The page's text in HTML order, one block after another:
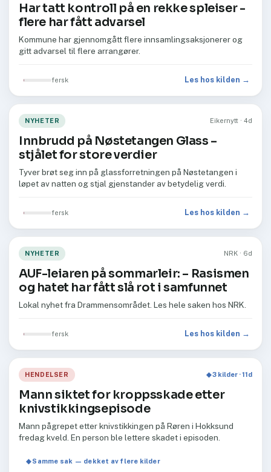
Har tatt kontroll på en rekke spleiser -
flere har fått advarsel
Kommune har gjennomgått flere innsamlingsaksjonerer og
gitt advarsel til flere arrangører.
fersk Les hos kilden →
NYHETER Eikernytt · 4d
Innbrudd på Nøstetangen Glass –
stjålet for store verdier
Tyver brøt seg inn på glassforretningen på Nøstetangen i
løpet av natten og stjal gjenstander av betydelig verdi.
fersk Les hos kilden →
NYHETER NRK · 6d
AUF-leiaren på sommarleir: – Rasismen
og hatet har fått slå rot i samfunnet
Lokal nyhet fra Drammensområdet. Les hele saken hos NRK.
fersk Les hos kilden →
HENDELSER ◆ 3 kilder · 11d
Mann siktet for kroppsskade etter
knivstikkingsepisode
Mann pågrepet etter knivstikkingen på Røren i Hokksund
fredag kveld. En person ble lettere skadet i episoden.
◆ Samme sak — dekket av flere kilder